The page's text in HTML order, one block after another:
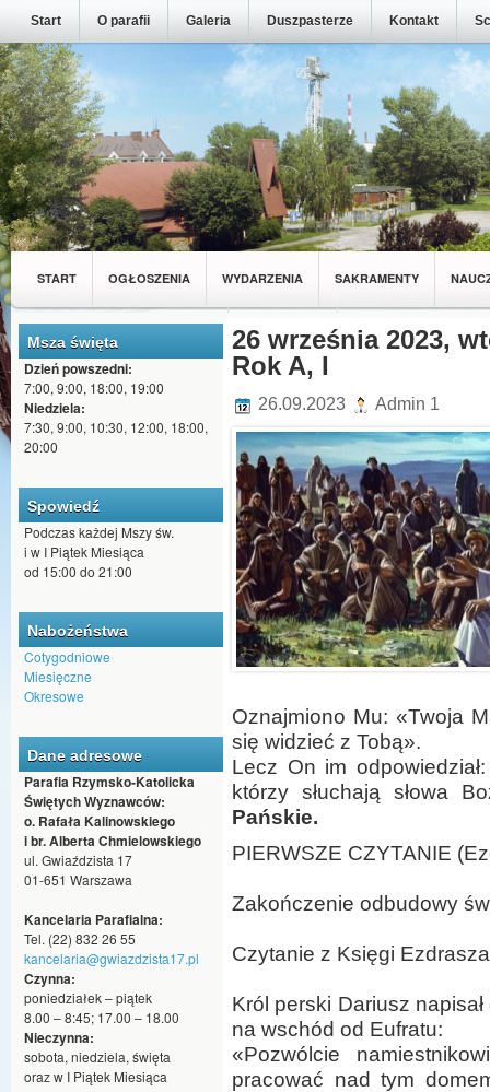
Start O parafii Galeria Duszpasterze Kontakt
START OGŁOSZENIA WYDARZENIA SAKRAMENTY
MŁODZIEŻ Z NASZEJ PARAFII WSPÓLNOTY
Msza święta
Dzień powszedni:
7:00, 9:00, 18:00, 19:00
Niedziela:
7:30, 9:00, 10:30, 12:00, 18:00,
20:00
Spowiedź
Podczas każdej Mszy św.
i w I Piątek Miesiąca
od 15:00 do 21:00
Nabożeństwa
Cotygodniowe
Miesięczne
Okresowe
Dane adresowe
Parafia Rzymsko-Katolicka
Świętych Wyznawców:
o. Rafała Kalinowskiego
i br. Alberta Chmielowskiego
ul. Gwiaździsta 17
01-651 Warszawa
Kancelaria Parafialna:
Tel. (22) 832 26 55
kancelaria@gwiazdzista17.pl
Czynna:
poniedziałek – piątek
8.00 – 8:45; 17.00 – 18.00
Nieczynna:
sobota, niedziela, święta
oraz w I Piątek Miesiąca
26 września 2023,
Rok A, I
26.09.2023 Admin 1
Oznajmiono Mu: «Twoja
się widzieć z Tobą».
Lecz On im
którzy słuchają słowa
Pańskie.
PIERWSZE CZYTANIE
Zakończenie odbudowy
Czytanie z Księgi Ezdrasza
Król perski Dariusz
na wschód od Eufratu:
«Pozwólcie
pracować nad tym